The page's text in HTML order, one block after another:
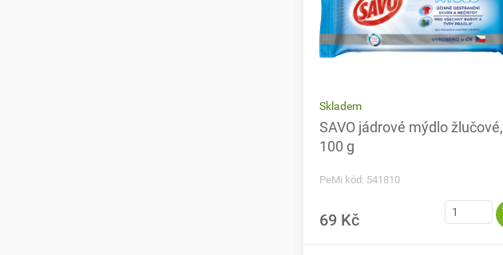
Skladem
SAVO jádrové mýdlo žlučové,
100 g
PeMi kód: 541810
69 Kč